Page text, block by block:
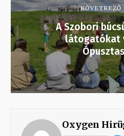
KÖVETKEZŐ
A Szobori
látogatókat
Oxygen